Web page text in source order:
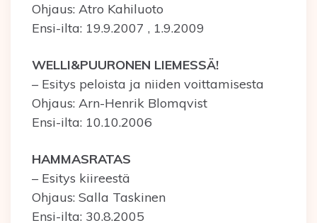
Ohjaus: Atro Kahiluoto
Ensi-ilta: 19.9.2007 , 1.9.2009
WELLI&PUURONEN LIEMESSÄ!
– Esitys peloista ja niiden voittamisesta
Ohjaus: Arn-Henrik Blomqvist
Ensi-ilta: 10.10.2006
HAMMASRATAS
– Esitys kiireestä
Ohjaus: Salla Taskinen
Ensi-ilta: 30.8.2005